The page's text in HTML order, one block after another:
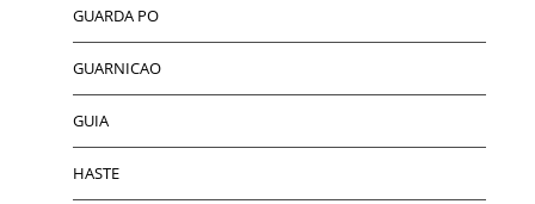
GUARDA PO
GUARNICAO
GUIA
HASTE